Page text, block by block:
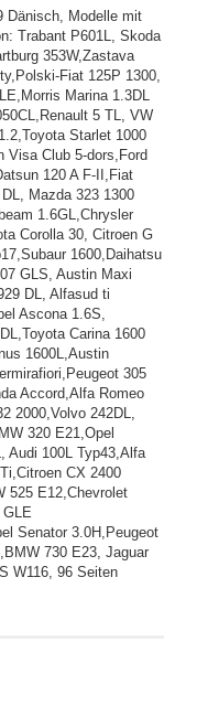
Dänisch, Modelle mit
Trabant P601L, Skoda
353W,Zastava
Fiat 125P 1300,
Marina 1.3DL
5 TL, VW
Starlet 1000
Visa Club 5-dors,Ford
120 A F-II,Fiat
Mazda 323 1300
1.6GL,Chrysler
Corolla 30, Citroen G
1600,Daihatsu
GLS, Austin Maxi
DL, Alfasud ti
Ascona 1.6S,
Carina 1600
1600L,Austin
305
Accord,Alfa Romeo
2000,Volvo 242DL,
320 E21,Opel
Audi 100L Typ43,Alfa
CX 2400
525 E12,Chevrolet
Senator 3.0H,Peugeot
730 E23, Jaguar
W116, 96 Seiten